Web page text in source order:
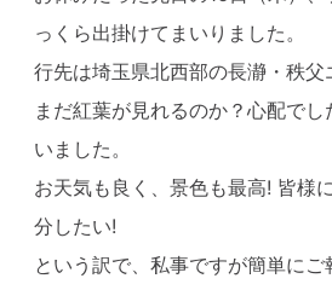
っくら出掛けてまいりました。
行先は埼玉県北西部の長瀞・秩父
まだ紅葉が見れるのか？心配で
いました。
お天気も良く、景色も最高! 皆様
分したい!
という訳で、私事ですが簡単にご